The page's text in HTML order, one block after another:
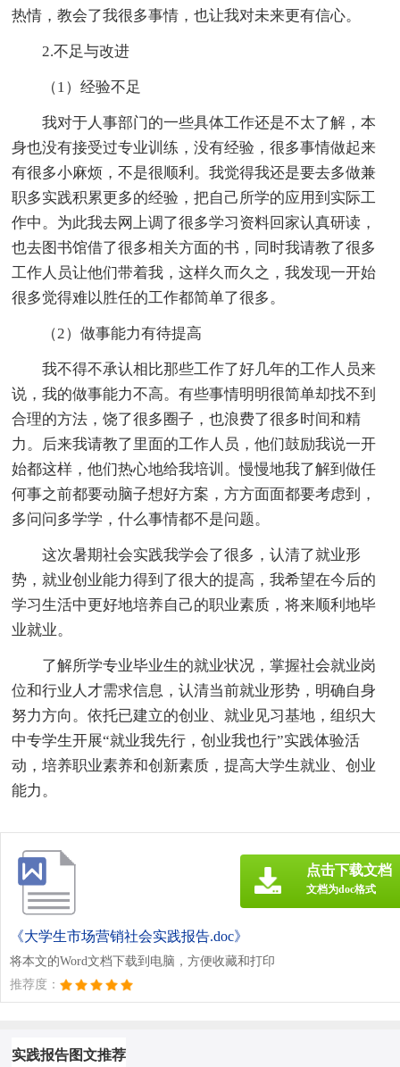
热情，教会了我很多事情，也让我对未来更有信心。
2.不足与改进
（1）经验不足
我对于人事部门的一些具体工作还是不太了解，本
身也没有接受过专业训练，没有经验，很多事情做起来
有很多小麻烦，不是很顺利。我觉得我还是要去多做兼
职多实践积累更多的经验，把自己所学的应用到实际工
作中。为此我去网上调了很多学习资料回家认真研读，
也去图书馆借了很多相关方面的书，同时我请教了很多
工作人员让他们带着我，这样久而久之，我发现一开始
很多觉得难以胜任的工作都简单了很多。
（2）做事能力有待提高
我不得不承认相比那些工作了好几年的工作人员来
说，我的做事能力不高。有些事情明明很简单却找不到
合理的方法，饶了很多圈子，也浪费了很多时间和精
力。后来我请教了里面的工作人员，他们鼓励我说一开
始都这样，他们热心地给我培训。慢慢地我了解到做任
何事之前都要动脑子想好方案，方方面面都要考虑到，
多问问多学学，什么事情都不是问题。
这次暑期社会实践我学会了很多，认清了就业形
势，就业创业能力得到了很大的提高，我希望在今后的
学习生活中更好地培养自己的职业素质，将来顺利地毕
业就业。
了解所学专业毕业生的就业状况，掌握社会就业岗
位和行业人才需求信息，认清当前就业形势，明确自身
努力方向。依托已建立的创业、就业见习基地，组织大
中专学生开展“就业我先行，创业我也行”实践体验活
动，培养职业素养和创新素质，提高大学生就业、创业
能力。
《大学生市场营销社会实践报告.doc》
将本文的Word文档下载到电脑，方便收藏和打印
推荐度：
点击下载文档
文档为doc格式
实践报告图文推荐